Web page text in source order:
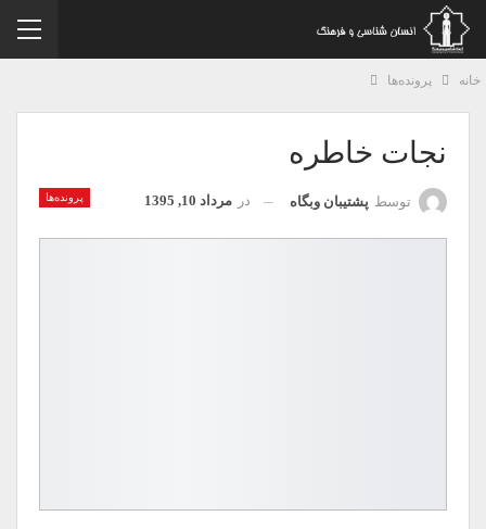
پرونده‌ها
نجات خاطره
پرونده‌ها توسطپشتیبان وبگاه درمرداد 10, 1395